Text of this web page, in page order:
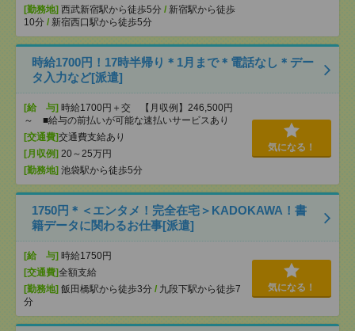
[勤務地] 西武新宿駅から徒歩5分 / 新宿駅から徒歩
10分 / 新宿西口駅から徒歩5分
時給1700円！17時半帰り＊1月まで＊電話なし＊デー
タ入力など[派遣]
[給 与] 時給1700円＋交 【月収例】246,500円
～ ■給与の前払いが可能な速払いサービスあり
[交通費]交通費支給あり
[月収例] 20～25万円
[勤務地] 池袋駅から徒歩5分
気になる！
1750円＊＜エンタメ！完全在宅＞KADOKAWA！書
籍データに関わるお仕事[派遣]
[給 与] 時給1750円
[交通費]全額支給
[勤務地] 飯田橋駅から徒歩3分 / 九段下駅から徒歩7
分
気になる！